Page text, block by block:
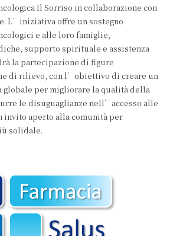
Il Sorriso in collaborazione con
L’iniziativa offre un sostegno
e alle loro famiglie,
supporto spirituale e assistenza
la partecipazione di figure
di rilievo, con l’obiettivo di creare un
globale per migliorare la qualità della
le disuguaglianze nell’accesso alle
aperto alla comunità per
solidale.